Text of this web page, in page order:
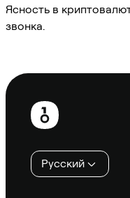
Ясность в
звонка.
Нижний
колонтитул
Русский